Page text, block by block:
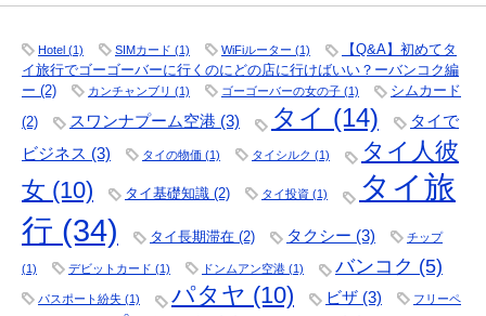
Hotel (1) SIMカード (1) WiFiルーター (1)
【Q&A】初めてタ
イ旅行でゴーゴーバーに行くのにどの店に行けばいい？ーバンコク編
ー (2) カンチャンブリ (1) ゴーゴーバーの女の子 (1)
シムカード
(2)
スワンナプーム空港 (3) タイ (14)
タイで
ビジネス (3) タイの物価 (1) タイシルク (1)
タイ人彼
女 (10) タイ基礎知識 (2) タイ投資 (1)
タイ旅
行 (34) タイ長期滞在 (2) タクシー (3) チップ
(1) デビットカード (1) ドンムアン空港 (1) バンコク (5)
パスポート紛失 (1) パタヤ (10) ビザ (3) フリーペ